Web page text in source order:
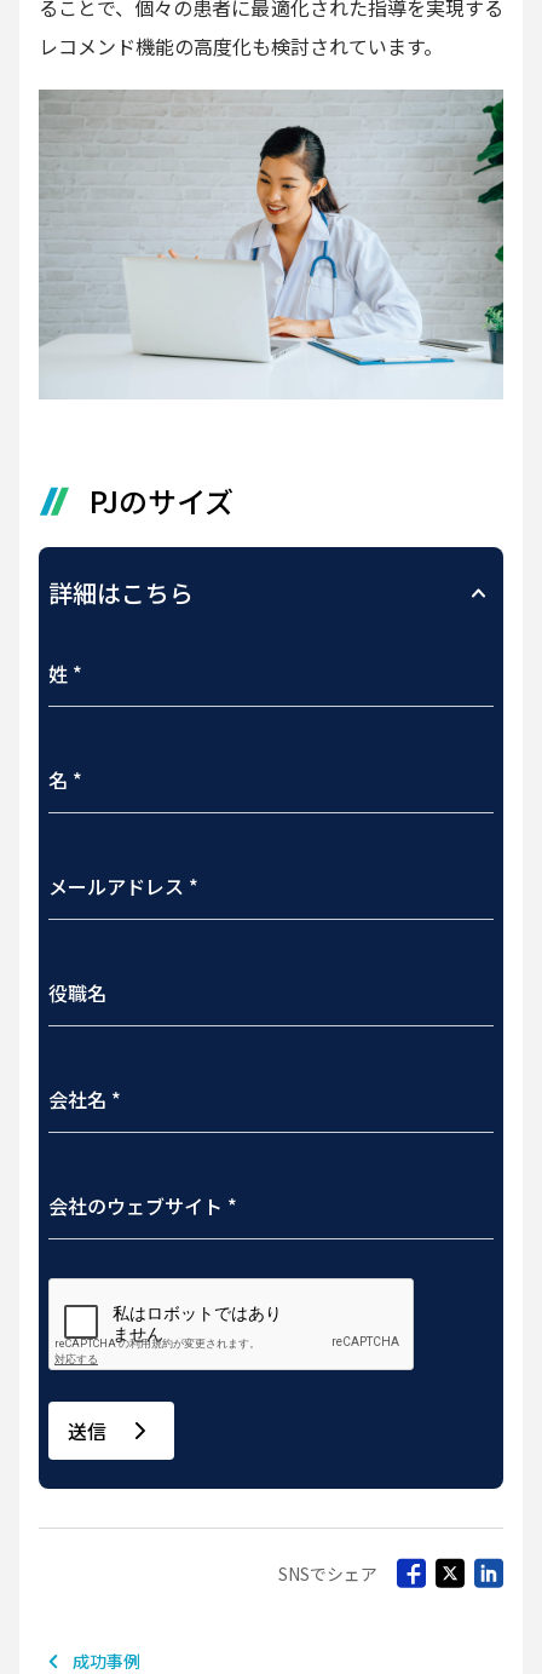
ることで、個々の患者に最適化された指導を実現する
レコメンド機能の高度化も検討されています。
PJのサイズ
詳細はこちら
送信
SNSでシェア
成功事例